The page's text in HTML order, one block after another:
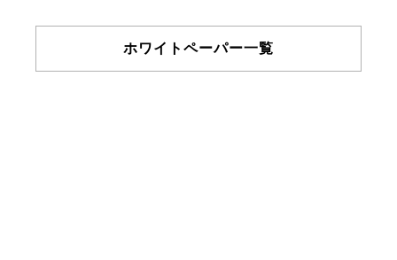
ホワイトペーパー一覧